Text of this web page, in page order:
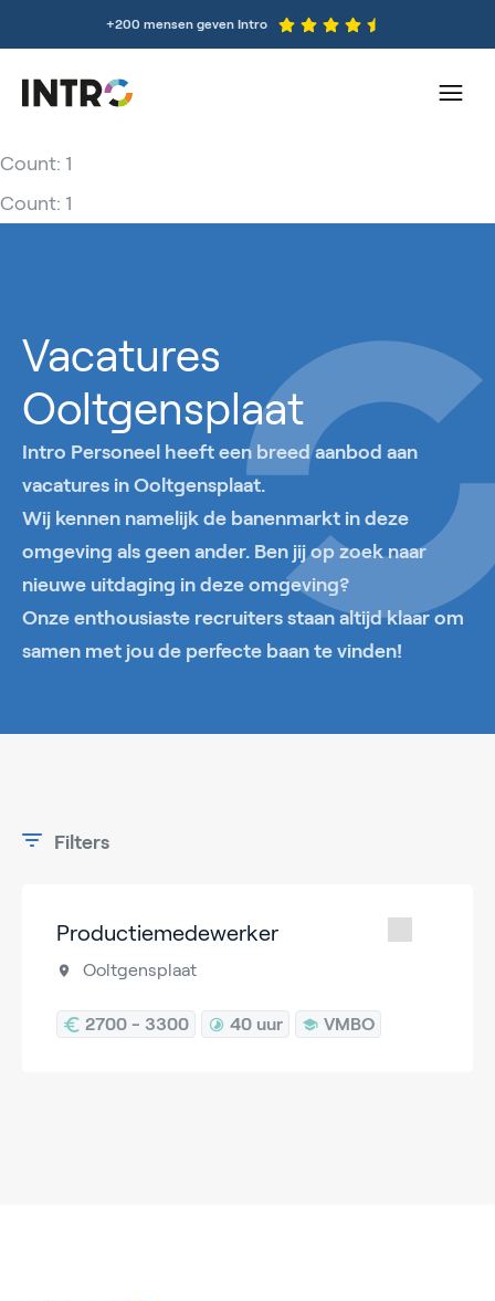
Count: 1
Count: 1
+200 mensen geven Intro
Vacatures
Ooltgensplaat
Intro Personeel heeft een breed aanbod aan
vacatures in Ooltgensplaat.
Wij kennen namelijk de banenmarkt in deze
omgeving als geen ander. Ben jij op zoek naar
nieuwe uitdaging in deze omgeving?
Onze enthousiaste recruiters staan altijd klaar om
samen met jou de perfecte baan te vinden!
Filters
Productiemedewerker
Ooltgensplaat
2700 - 3300 40 uur VMBO